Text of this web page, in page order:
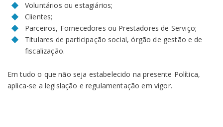
Voluntários ou estagiários;
Clientes;
Parceiros, Fornecedores ou Prestadores de Serviço;
Titulares de participação social, órgão de gestão e de
fiscalização.
Em tudo o que não seja estabelecido na presente Política,
aplica-se a legislação e regulamentação em vigor.